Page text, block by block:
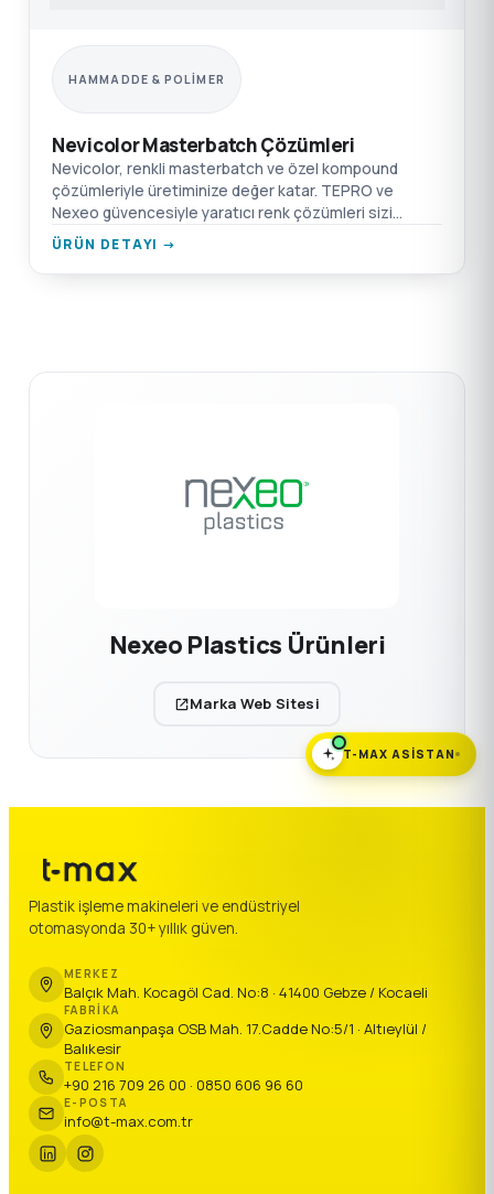
HAMMADDE & POLIMER
Nevicolor Masterbatch Çözümleri
Nevicolor, renkli masterbatch ve özel kompound
çözümleriyle üretiminize değer katar. TEPRO ve
Nexeo güvencesiyle yaratıcı renk çözümleri sizi
bekliyor.
ÜRÜN DETAYI →
Nexeo Plastics Ürünleri
Marka Web Sitesi
Plastik işleme makineleri ve endüstriyel
otomasyonda 30+ yıllık güven.
MERKEZ
Balçık Mah. Kocagöl Cad. No:8 · 41400 Gebze / Kocaeli
FABRIKA
Gaziosmanpaşa OSB Mah. 17.Cadde No:5/1 · Altıeylül /
Balıkesir
TELEFON
+90 216 709 26 00 · 0850 606 96 60
E-POSTA
info@t-max.com.tr
T-MAX ASISTAN